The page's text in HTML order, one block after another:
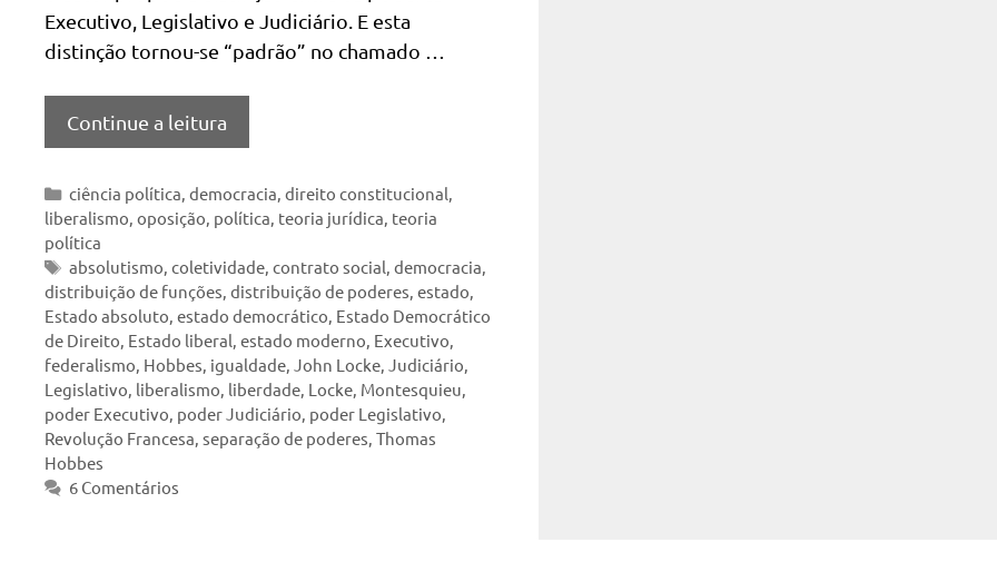
Executivo, Legislativo e Judiciário. E esta
distinção tornou-se “padrão” no chamado …
Continue a leitura
Categorias
ciência política,democracia,direito constitucional,
liberalismo, oposição, política, teoria jurídica, teoria
política
Tags
absolutismo,coletividade,contrato social,democracia,
distribuição de funções, distribuição de poderes, estado,
Estado absoluto, estado democrático, Estado Democrático
de Direito, Estado liberal, estado moderno, Executivo,
federalismo, Hobbes, igualdade, John Locke, Judiciário,
Legislativo, liberalismo, liberdade, Locke, Montesquieu,
poder Executivo, poder Judiciário, poder Legislativo,
Revolução Francesa, separação de poderes, Thomas
Hobbes
6 Comentários